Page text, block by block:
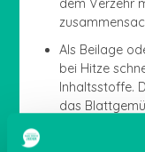
dem Verzehr
Als Beilage
bei Hitze
Inhaltsstoffe.
das
mit
weiteren